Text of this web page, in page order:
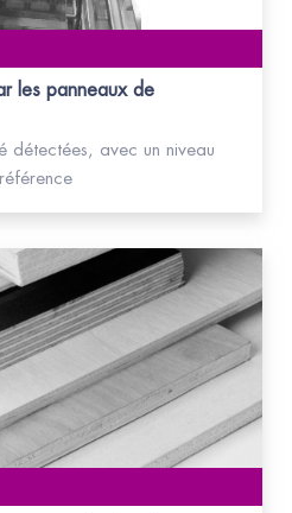
les panneaux de
détectées, avec un niveau